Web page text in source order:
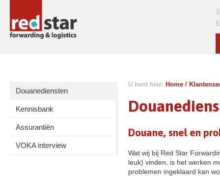
Douanediensten
Kennisbank
Assurantiën
VOKA interview
U bent hier: Home /
Douane, snel en
Wat wij bij Red Star
leuk) vinden, is het werken
problemen ingeklaard kan